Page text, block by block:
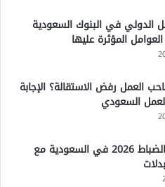
الدولي في البنوك السعودية
العمل رفض الاستقالة؟ الإجابة
السعودي
سلم رواتب الضباط 2026 في السعودية مع